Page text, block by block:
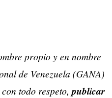
propio y en nombre
de Venezuela (GANA)
todo respeto, publicar